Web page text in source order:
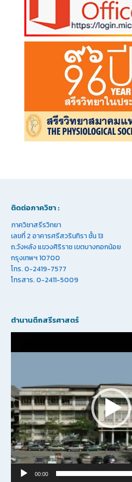
ติดต่อภาควิชา :
ภาควิชาสรีรวิทยา
เลขที่ 2 อาคารศรีสวรินทิรา ชั้น 13
ถ.วังหลัง แขวงศิริราช เขตบางกอกน้อย
กรุงเทพฯ 10700
โทร. 0-2419-7577
โทรสาร. 0-2411-5009
ตำนานตึกสรีรศาสตร์
00:00